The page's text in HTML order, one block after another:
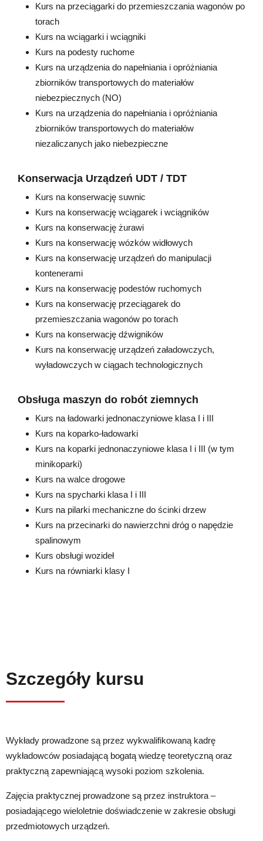
Kurs na przeciągarki do przemieszczania wagonów po
torach
Kurs na wciągarki i wciągniki
Kurs na podesty ruchome
Kurs na urządzenia do napełniania i opróżniania
zbiorników transportowych do materiałów
niebezpiecznych (NO)
Kurs na urządzenia do napełniania i opróżniania
zbiorników transportowych do materiałów
niezaliczanych jako niebezpieczne
Konserwacja Urządzeń UDT / TDT
Kurs na konserwację suwnic
Kurs na konserwację wciągarek i wciągników
Kurs na konserwację żurawi
Kurs na konserwację wózków widłowych
Kurs na konserwację urządzeń do manipulacji
kontenerami
Kurs na konserwację podestów ruchomych
Kurs na konserwację przeciągarek do
przemieszczania wagonów po torach
Kurs na konserwację dźwigników
Kurs na konserwację urządzeń załadowczych,
wyładowczych w ciągach technologicznych
Obsługa maszyn do robót ziemnych
Kurs na ładowarki jednonaczyniowe klasa I i III
Kurs na koparko-ładowarki
Kurs na koparki jednonaczyniowe klasa I i III (w tym
minikoparki)
Kurs na walce drogowe
Kurs na spycharki klasa I i III
Kurs na pilarki mechaniczne do ścinki drzew
Kurs na przecinarki do nawierzchni dróg o napędzie
spalinowym
Kurs obsługi wozideł
Kurs na równiarki klasy I
Szczegóły kursu
Wykłady prowadzone są przez wykwalifikowaną kadrę
wykładowców posiadającą bogatą wiedzę teoretyczną oraz
praktyczną zapewniającą wysoki poziom szkolenia.
Zajęcia praktycznej prowadzone są przez instruktora –
posiadającego wieloletnie doświadczenie w zakresie obsługi
przedmiotowych urządzeń.